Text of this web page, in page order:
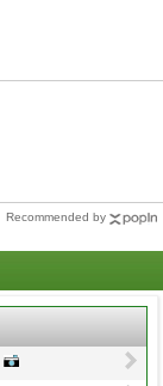
Recommended by